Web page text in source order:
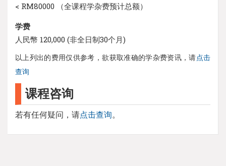
< RM80000 （全课程学杂费预计总额）
学费
人民幣 120,000 (非全日制30个月)
以上列出的费用仅供参考，欲获取准确的学杂费资讯，请点击
查询
课程咨询
若有任何疑问，请点击查询。